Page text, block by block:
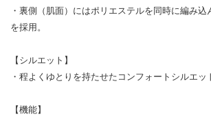
・裏側（肌面）にはポリエステルを同時に編み
を採用。
【シルエット】
・程よくゆとりを持たせたコンフォートシルエッ
【機能】